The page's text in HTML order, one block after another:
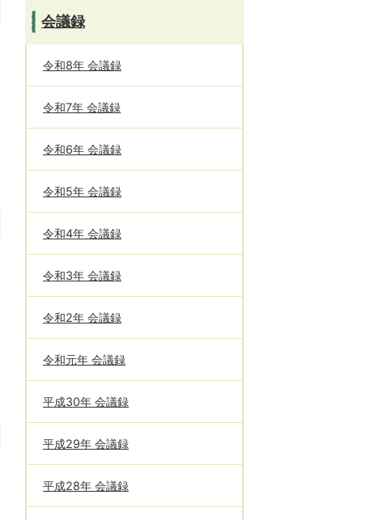
会議録
令和8年 会議録
令和7年 会議録
令和6年 会議録
令和5年 会議録
令和4年 会議録
令和3年 会議録
令和2年 会議録
令和元年 会議録
平成30年 会議録
平成29年 会議録
平成28年 会議録